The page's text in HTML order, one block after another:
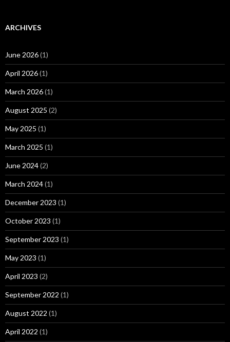
ARCHIVES
June 2026(1)
April 2026(1)
March 2026(1)
August 2025 (2)
May 2025 (1)
March 2025 (1)
June 2024(2)
March 2024(1)
December 2023 (1)
October 2023 (1)
September 2023 (1)
May 2023 (1)
April 2023 (2)
September 2022 (1)
August 2022 (1)
April 2022 (1)